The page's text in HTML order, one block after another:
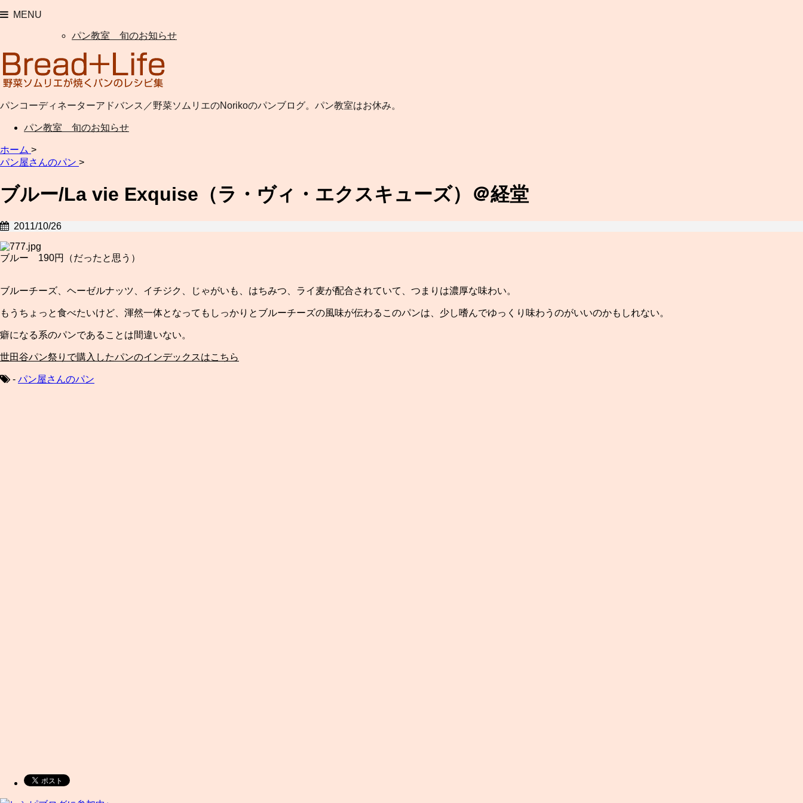
MENU
パン教室 旬のお知らせ
パンコーディネーターアドバンス／野菜ソムリエのNorikoのパンブログ。パン教室はお休み。
パン教室 旬のお知らせ
ホーム >
パン屋さんのパン >
ブルー/La vie Exquise（ラ・ヴィ・エクスキューズ）＠経堂
2011/10/26
ブルー 190円（だったと思う）
ブルーチーズ、ヘーゼルナッツ、イチジク、じゃがいも、はちみつ、ライ麦が配合されていて、つまりは濃厚な味わい。
もうちょっと食べたいけど、渾然一体となってもしっかりとブルーチーズの風味が伝わるこのパンは、少し嗜んでゆっくり味わうのがいいのかもしれない。
癖になる系のパンであることは間違いない。
世田谷パン祭りで購入したパンのインデックスはこちら
- パン屋さんのパン